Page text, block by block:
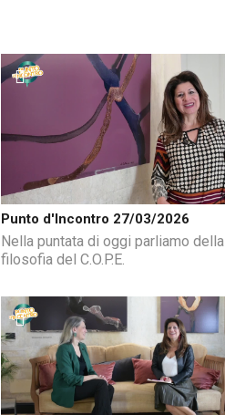
Punto d'Incontro 27/03/2026
Nella puntata di oggi parliamo della
filosofia del C.O.P.E.